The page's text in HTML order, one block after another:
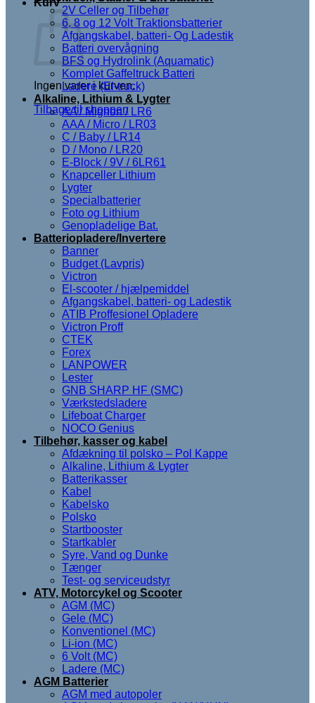
Kurv
Ingen varer i kurven.
Tilbage til shoppen
2V Celler og Tilbehør
6, 8 og 12 Volt Traktionsbatterier
Afgangskabel, batteri- Og Ladestik
Batteri overvågning
BFS og Hydrolink (Aquamatic)
Komplet Gaffeltruck Batteri
Ladere (El-truck)
Alkaline, Lithium & Lygter
AA / Mignon / LR6
AAA / Micro / LR03
C / Baby / LR14
D / Mono / LR20
E-Block / 9V / 6LR61
Knapceller Lithium
Lygter
Specialbatterier
Foto og Lithium
Genopladelige Bat.
Batteriopladere/Invertere
Banner
Budget (Lavpris)
Victron
El-scooter / hjælpemiddel
Afgangskabel, batteri- og Ladestik
ATIB Proffesionel Opladere
Victron Proff
CTEK
Forex
LANPOWER
Lester
GNB SHARP HF (SMC)
Værkstedsladere
Lifeboat Charger
NOCO Genius
Tilbehør, kasser og kabel
Afdækning til polsko – Pol Kappe
Alkaline, Lithium & Lygter
Batterikasser
Kabel
Kabelsko
Polsko
Startbooster
Startkabler
Syre, Vand og Dunke
Tænger
Test- og serviceudstyr
ATV, Motorcykel og Scooter
AGM (MC)
Gele (MC)
Konventionel (MC)
Li-ion (MC)
6 Volt (MC)
Ladere (MC)
AGM Batterier
AGM med autopoler